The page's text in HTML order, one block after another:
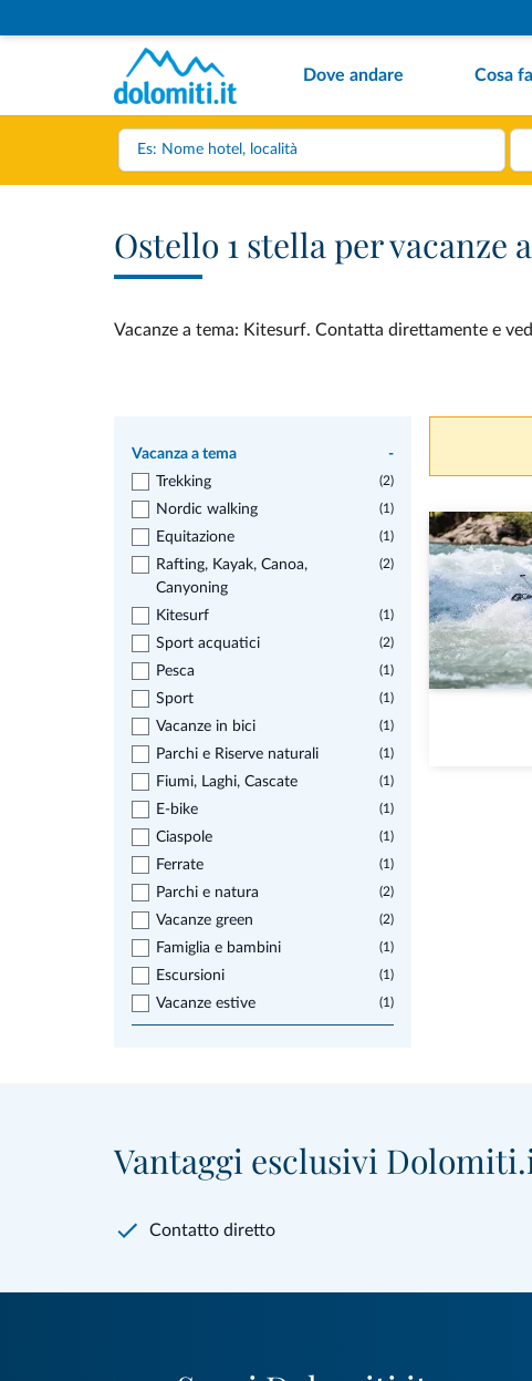
Dove andare Cosa
Ostello 1 stella per vacanze
Vacanze a tema: Kitesurf. Contatta direttamente e
Vacanza a tema
-
Trekking
(2)
Nordic walking (1)
Equitazione (1)
Rafting, Kayak, Canoa,
Canyoning
(2)
Kitesurf (1)
Sport acquatici (2)
Pesca (1)
Sport (1)
Vacanze in bici (1)
Parchi e Riserve naturali (1)
Fiumi, Laghi, Cascate (1)
E-bike (1)
Ciaspole (1)
Ferrate (1)
Parchi e natura (2)
Vacanze green (2)
Famiglia e bambini (1)
Escursioni (1)
Vacanze estive (1)
Vantaggi esclusivi
Contatto diretto